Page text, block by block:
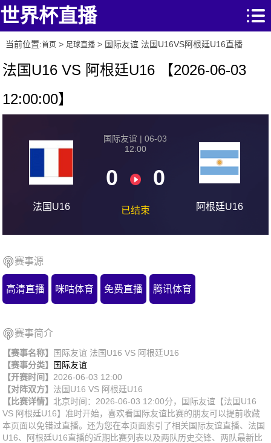
世界杯直播
当前位置:首页> 足球直播> 国际友谊 法国U16VS阿根廷U16直播
法国U16 VS 阿根廷U16 【2026-06-03
12:00:00】
法国U16
国际友谊 | 06-03
12:00
0 0
已结束 阿根廷U16
赛事源
高清直播 咪咕体育 免费直播 腾讯体育
赛事简介
【赛事名称】 国际友谊 法国U16 VS 阿根廷U16
【赛事分类】 国际友谊
【开赛时间】 2026-06-03 12:00
【对阵双方】 法国U16 VS 阿根廷U16
【比赛详情】 北京时间：2026-06-03 12:00分，国际友谊【法国U16
VS 阿根廷U16】准时开始，喜欢看国际友谊比赛的朋友可以提前收藏
本页面以免错过直播。还为您在本页面索引了相关国际友谊直播、法国
U16、阿根廷U16直播的近期比赛列表以及两队历史交锋、两队最新比